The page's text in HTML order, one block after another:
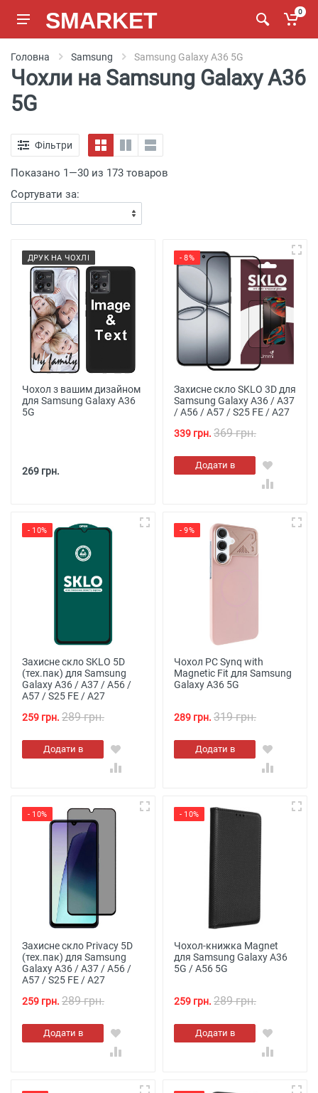
SMARKET 0
Головна Samsung Samsung Galaxy A36 5G
Чохли на Samsung Galaxy A36
5G
Фільтри
Показано 1—30 из 173 товаров
Сортувати за:
ДРУК НА ЧОХЛІ
Чохол з вашим дизайном
для Samsung Galaxy A36
5G
269 грн.
- 8%
Захисне скло SKLO 3D для
Samsung Galaxy A36 / A37
/ A56 / A57 / S25 FE / A27
339 грн. 369 грн.
Додати в
кошик
- 10%
Захисне скло SKLO 5D
(тех.пак) для Samsung
Galaxy A36 / A37 / A56 /
A57 / S25 FE / A27
259 грн. 289 грн.
Додати в
кошик
- 9%
Чохол PC Synq with
Magnetic Fit для Samsung
Galaxy A36 5G
289 грн. 319 грн.
Додати в
кошик
- 10%
Захисне скло Privacy 5D
(тех.пак) для Samsung
Galaxy A36 / A37 / A56 /
A57 / S25 FE / A27
259 грн. 289 грн.
Додати в
кошик
- 10%
Чохол-книжка Magnet
для Samsung Galaxy A36
5G / A56 5G
259 грн. 289 грн.
Додати в
кошик